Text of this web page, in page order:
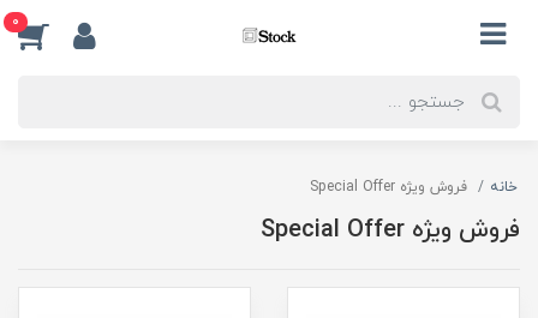
0
خانه فروش ویژه Special Offer
فروش ویژه Special Offer